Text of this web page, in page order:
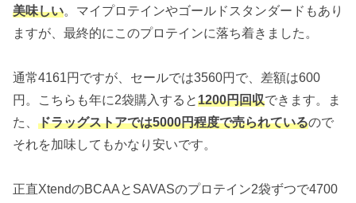
美味しい。マイプロテインやゴールドスタンダードもあり
ますが、最終的にこのプロテインに落ち着きました。
通常4161円ですが、セールでは3560円で、差額は600
円。こちらも年に2袋購入すると1200円回収できます。ま
た、 ドラッグストアでは5000円程度で売られているので
それを加味してもかなり安いです。
正直XtendのBCAAとSAVASのプロテイン2袋ずつで4700